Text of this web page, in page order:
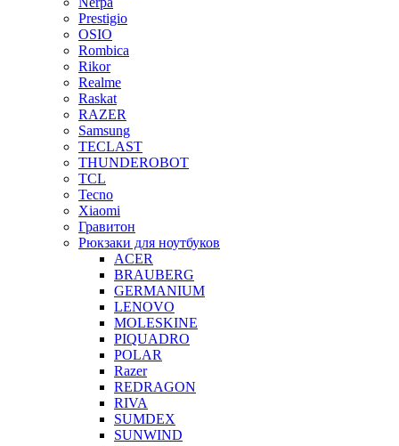
Prestigio
OSIO
Rombica
Rikor
Realme
Raskat
RAZER
Samsung
TECLAST
THUNDEROBOT
TCL
Tecno
Xiaomi
Гравитон
Рюкзаки для ноутбуков
ACER
BRAUBERG
GERMANIUM
LENOVO
MOLESKINE
PIQUADRO
POLAR
Razer
REDRAGON
RIVA
SUMDEX
SUNWIND